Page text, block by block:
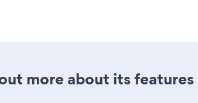
more about its features